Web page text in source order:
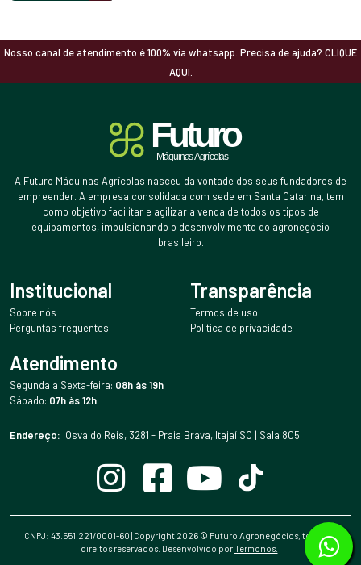
Nosso canal de atendimento é 100% via whatsapp. Precisa de ajuda? CLIQUE
AQUI.
A Futuro Máquinas Agrícolas nasceu da vontade dos seus fundadores de
empreender. A empresa consolidada com sede em Santa Catarina, tem
como objetivo facilitar e agilizar a venda de todos os tipos de
equipamentos, impulsionando o desenvolvimento do agronegócio
brasileiro.
Institucional
Sobre nós
Perguntas frequentes
Transparência
Termos de uso
Política de privacidade
Atendimento
Segunda a Sexta-feira: 08h às 19h
Sábado: 07h às 12h
Endereço: Osvaldo Reis, 3281 - Praia Brava, Itajaí SC | Sala 805
CNPJ: 43.551.221/0001-60 | Copyright 2026© Futuro Agronegócios, todos os
direitos reservados. Desenvolvido por Termonos.